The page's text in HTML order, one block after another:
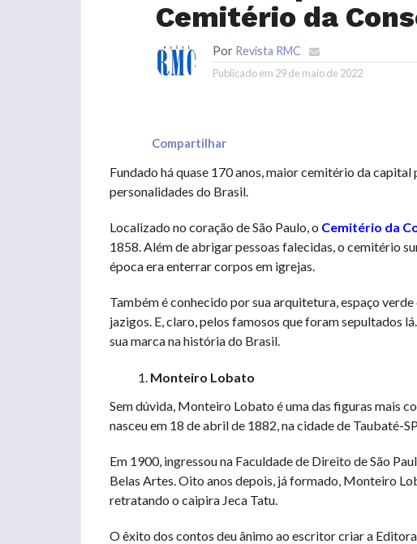
Cemitério da
Por Revista RMC
Publicado em 29 de maio de 2022
Compartilhar
Fundado há quase 170 anos, maior cemitério da
personalidades do Brasil.
Localizado no coração de São Paulo, o Cemitério da
1858. Além de abrigar pessoas falecidas, o cemitério
época era enterrar corpos em igrejas.
Também é conhecido por sua arquitetura, espaço
jazigos. E, claro, pelos famosos que foram sepultados
sua marca na história do Brasil.
Monteiro Lobato
Sem dúvida, Monteiro Lobato é uma das figuras mais
nasceu em 18 de abril de 1882, na cidade de Taubaté-
Em 1900, ingressou na Faculdade de Direito de São
Belas Artes. Oito anos depois, já formado, Monteiro
retratando o caipira Jeca Tatu.
O êxito dos contos deu ânimo ao escritor criar a